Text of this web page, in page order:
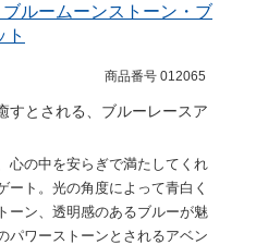
ルームーンストーン・ブ
ト
商品番号 012065
すとされる、ブルーレースア
心の中を安らぎで満たしてくれ
ート。光の角度によって青白く
ーン、透明感のあるブルーが魅
パワーストーンとされるアベン